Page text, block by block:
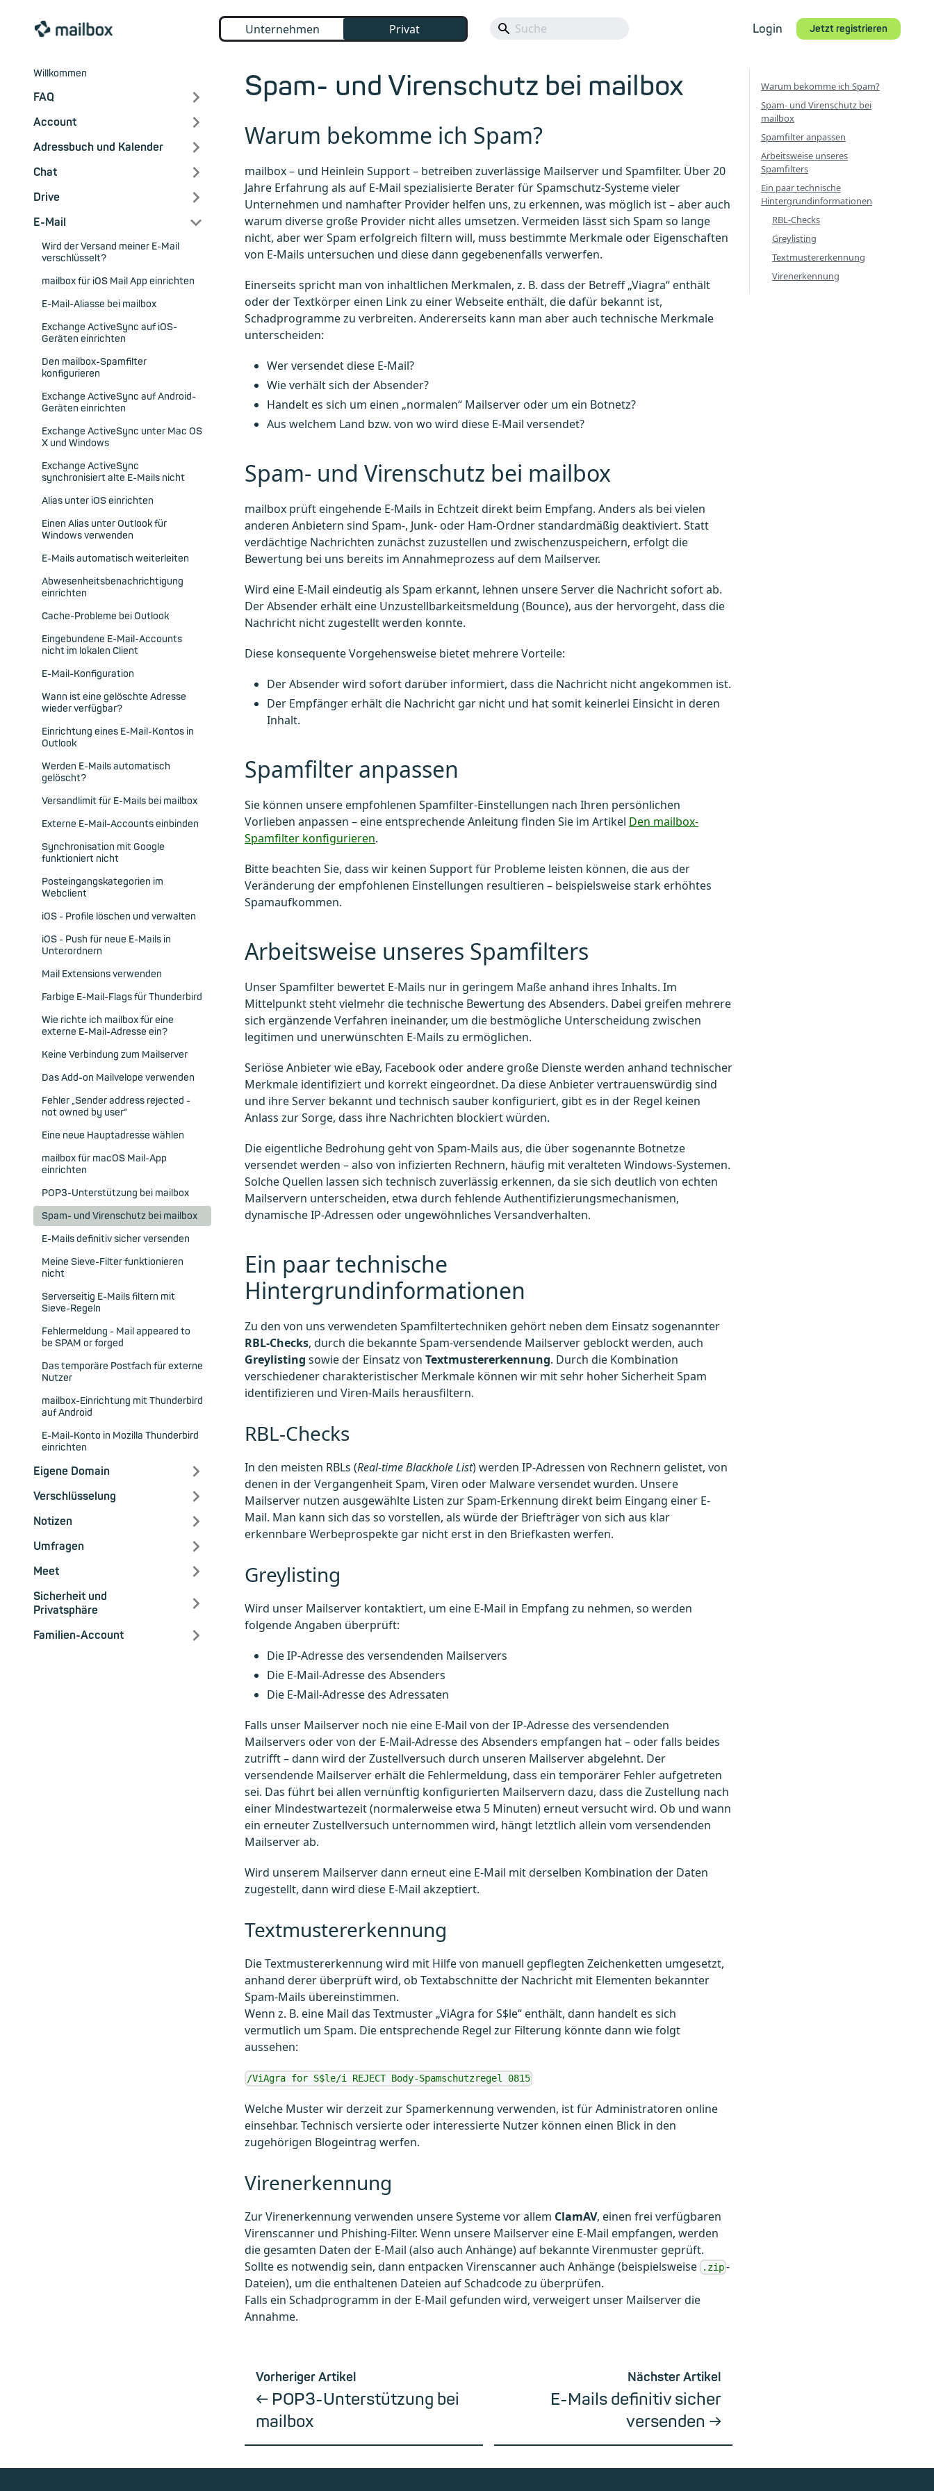
Unternehmen Privat Login Jetzt registrieren
Willkommen
FAQ
Account
Adressbuch und Kalender
Chat
Drive
E-Mail
Wird der Versand meiner E-Mail
verschlüsselt?
mailbox für iOS Mail App einrichten
E-Mail-Aliasse bei mailbox
Exchange ActiveSync auf iOS-
Geräten einrichten
Den mailbox-Spamfilter
konfigurieren
Exchange ActiveSync auf Android-
Geräten einrichten
Exchange ActiveSync unter Mac OS
X und Windows
Exchange ActiveSync
synchronisiert alte E-Mails nicht
Alias unter iOS einrichten
Einen Alias unter Outlook für
Windows verwenden
E-Mails automatisch weiterleiten
Abwesenheitsbenachrichtigung
einrichten
Cache-Probleme bei Outlook
Eingebundene E-Mail-Accounts
nicht im lokalen Client
E-Mail-Konfiguration
Wann ist eine gelöschte Adresse
wieder verfügbar?
Einrichtung eines E-Mail-Kontos in
Outlook
Werden E-Mails automatisch
gelöscht?
Versandlimit für E-Mails bei mailbox
Externe E-Mail-Accounts einbinden
Synchronisation mit Google
funktioniert nicht
Posteingangskategorien im
Webclient
iOS - Profile löschen und verwalten
iOS - Push für neue E-Mails in
Unterordnern
Mail Extensions verwenden
Farbige E-Mail-Flags für Thunderbird
Wie richte ich mailbox für eine
externe E-Mail-Adresse ein?
Keine Verbindung zum Mailserver
Das Add-on Mailvelope verwenden
Fehler „Sender address rejected -
not owned by user“
Eine neue Hauptadresse wählen
mailbox für macOS Mail-App
einrichten
POP3-Unterstützung bei mailbox
Spam- und Virenschutz bei mailbox
E-Mails definitiv sicher versenden
Meine Sieve-Filter funktionieren
nicht
Serverseitig E-Mails filtern mit
Sieve-Regeln
Fehlermeldung - Mail appeared to
be SPAM or forged
Das temporäre Postfach für externe
Nutzer
mailbox-Einrichtung mit Thunderbird
auf Android
E-Mail-Konto in Mozilla Thunderbird
einrichten
Eigene Domain
Verschlüsselung
Notizen
Umfragen
Meet
Sicherheit und
Privatsphäre
Familien-Account
Spam- und Virenschutz bei mailbox
Warum bekomme ich Spam?
mailbox – und Heinlein Support – betreiben zuverlässige Mailserver und Spamfilter. Über 20
Jahre Erfahrung als auf E-Mail spezialisierte Berater für Spamschutz-Systeme vieler
Unternehmen und namhafter Provider helfen uns, zu erkennen, was möglich ist – aber auch
warum diverse große Provider nicht alles umsetzen. Vermeiden lässt sich Spam so lange
nicht, aber wer Spam erfolgreich filtern will, muss bestimmte Merkmale oder Eigenschaften
von E-Mails untersuchen und diese dann gegebenenfalls verwerfen.
Einerseits spricht man von inhaltlichen Merkmalen, z. B. dass der Betreff „Viagra“ enthält
oder der Textkörper einen Link zu einer Webseite enthält, die dafür bekannt ist,
Schadprogramme zu verbreiten. Andererseits kann man aber auch technische Merkmale
unterscheiden:
Wer versendet diese E-Mail?
Wie verhält sich der Absender?
Handelt es sich um einen „normalen“ Mailserver oder um ein Botnetz?
Aus welchem Land bzw. von wo wird diese E-Mail versendet?
Spam- und Virenschutz bei mailbox
mailbox prüft eingehende E-Mails in Echtzeit direkt beim Empfang. Anders als bei vielen
anderen Anbietern sind Spam-, Junk- oder Ham-Ordner standardmäßig deaktiviert. Statt
verdächtige Nachrichten zunächst zuzustellen und zwischenzuspeichern, erfolgt die
Bewertung bei uns bereits im Annahmeprozess auf dem Mailserver.
Wird eine E-Mail eindeutig als Spam erkannt, lehnen unsere Server die Nachricht sofort ab.
Der Absender erhält eine Unzustellbarkeitsmeldung (Bounce), aus der hervorgeht, dass die
Nachricht nicht zugestellt werden konnte.
Diese konsequente Vorgehensweise bietet mehrere Vorteile:
Der Absender wird sofort darüber informiert, dass die Nachricht nicht angekommen ist.
Der Empfänger erhält die Nachricht gar nicht und hat somit keinerlei Einsicht in deren
Inhalt.
Spamfilter anpassen
Sie können unsere empfohlenen Spamfilter-Einstellungen nach Ihren persönlichen
Vorlieben anpassen – eine entsprechende Anleitung finden Sie im Artikel Den mailbox-
Spamfilter konfigurieren.
Bitte beachten Sie, dass wir keinen Support für Probleme leisten können, die aus der
Veränderung der empfohlenen Einstellungen resultieren – beispielsweise stark erhöhtes
Spamaufkommen.
Arbeitsweise unseres Spamfilters
Unser Spamfilter bewertet E-Mails nur in geringem Maße anhand ihres Inhalts. Im
Mittelpunkt steht vielmehr die technische Bewertung des Absenders. Dabei greifen mehrere
sich ergänzende Verfahren ineinander, um die bestmögliche Unterscheidung zwischen
legitimen und unerwünschten E-Mails zu ermöglichen.
Seriöse Anbieter wie eBay, Facebook oder andere große Dienste werden anhand technischer
Merkmale identifiziert und korrekt eingeordnet. Da diese Anbieter vertrauenswürdig sind
und ihre Server bekannt und technisch sauber konfiguriert, gibt es in der Regel keinen
Anlass zur Sorge, dass ihre Nachrichten blockiert würden.
Die eigentliche Bedrohung geht von Spam-Mails aus, die über sogenannte Botnetze
versendet werden – also von infizierten Rechnern, häufig mit veralteten Windows-Systemen.
Solche Quellen lassen sich technisch zuverlässig erkennen, da sie sich deutlich von echten
Mailservern unterscheiden, etwa durch fehlende Authentifizierungsmechanismen,
dynamische IP-Adressen oder ungewöhnliches Versandverhalten.
Ein paar technische
Hintergrundinformationen
Zu den von uns verwendeten Spamfiltertechniken gehört neben dem Einsatz sogenannter
RBL-Checks, durch die bekannte Spam-versendende Mailserver geblockt werden, auch
Greylisting sowie der Einsatz von Textmustererkennung. Durch die Kombination
verschiedener charakteristischer Merkmale können wir mit sehr hoher Sicherheit Spam
identifizieren und Viren-Mails herausfiltern.
RBL-Checks
In den meisten RBLs (Real-time Blackhole List) werden IP-Adressen von Rechnern gelistet, von
denen in der Vergangenheit Spam, Viren oder Malware versendet wurden. Unsere
Mailserver nutzen ausgewählte Listen zur Spam-Erkennung direkt beim Eingang einer E-
Mail. Man kann sich das so vorstellen, als würde der Briefträger von sich aus klar
erkennbare Werbeprospekte gar nicht erst in den Briefkasten werfen.
Greylisting
Wird unser Mailserver kontaktiert, um eine E-Mail in Empfang zu nehmen, so werden
folgende Angaben überprüft:
Die IP-Adresse des versendenden Mailservers
Die E-Mail-Adresse des Absenders
Die E-Mail-Adresse des Adressaten
Falls unser Mailserver noch nie eine E-Mail von der IP-Adresse des versendenden
Mailservers oder von der E-Mail-Adresse des Absenders empfangen hat – oder falls beides
zutrifft – dann wird der Zustellversuch durch unseren Mailserver abgelehnt. Der
versendende Mailserver erhält die Fehlermeldung, dass ein temporärer Fehler aufgetreten
sei. Das führt bei allen vernünftig konfigurierten Mailservern dazu, dass die Zustellung nach
einer Mindestwartezeit (normalerweise etwa 5 Minuten) erneut versucht wird. Ob und wann
ein erneuter Zustellversuch unternommen wird, hängt letztlich allein vom versendenden
Mailserver ab.
Wird unserem Mailserver dann erneut eine E-Mail mit derselben Kombination der Daten
zugestellt, dann wird diese E-Mail akzeptiert.
Textmustererkennung
Die Textmustererkennung wird mit Hilfe von manuell gepflegten Zeichenketten umgesetzt,
anhand derer überprüft wird, ob Textabschnitte der Nachricht mit Elementen bekannter
Spam-Mails übereinstimmen.
Wenn z. B. eine Mail das Textmuster „ViAgra for S$le“ enthält, dann handelt es sich
vermutlich um Spam. Die entsprechende Regel zur Filterung könnte dann wie folgt
aussehen:
/ViAgra for S$le/i REJECT Body-Spamschutzregel 0815
Welche Muster wir derzeit zur Spamerkennung verwenden, ist für Administratoren online
einsehbar. Technisch versierte oder interessierte Nutzer können einen Blick in den
zugehörigen Blogeintrag werfen.
Virenerkennung
Zur Virenerkennung verwenden unsere Systeme vor allem ClamAV, einen frei verfügbaren
Virenscanner und Phishing-Filter. Wenn unsere Mailserver eine E-Mail empfangen, werden
die gesamten Daten der E-Mail (also auch Anhänge) auf bekannte Virenmuster geprüft.
Sollte es notwendig sein, dann entpacken Virenscanner auch Anhänge (beispielsweise
.zip -
Dateien), um die enthaltenen Dateien auf Schadcode zu überprüfen.
Falls ein Schadprogramm in der E-Mail gefunden wird, verweigert unser Mailserver die
Annahme.
Vorheriger Artikel
POP3-Unterstützung bei
mailbox
Nächster Artikel
E-Mails definitiv sicher
versenden
Warum bekomme ich Spam?
Spam- und Virenschutz bei
mailbox
Spamfilter anpassen
Arbeitsweise unseres
Spamfilters
Ein paar technische
Hintergrundinformationen
RBL-Checks
Greylisting
Textmustererkennung
Virenerkennung